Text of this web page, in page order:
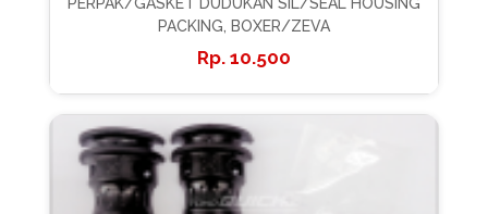
PACKING, BOXER/ZEVA
10.500